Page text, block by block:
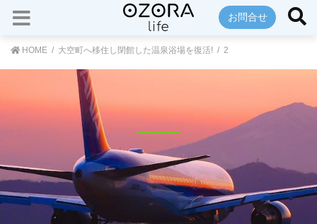
お問合せ
HOME 大空町へ移住し閉館した温泉浴場を復活! 2